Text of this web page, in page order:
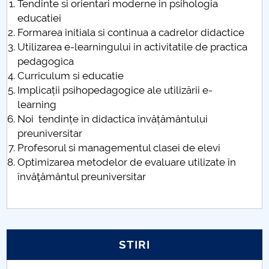
Tendinte si orientari moderne in psihologia
educatiei
Formarea initiala si continua a cadrelor didactice
Utilizarea e-learningului in activitatile de practica
pedagogica
Curriculum si educatie
Implicații psihopedagogice ale utilizării e-
learning
Noi tendințe în didactica învățământului
preuniversitar
Profesorul si managementul clasei de elevi
Optimizarea metodelor de evaluare utilizate în
învăţământul preuniversitar
STIRI